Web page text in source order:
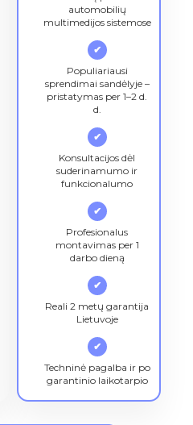
automobilių
multimedijos sistemose
✔
Populiariausi
sprendimai sandėlyje –
pristatymas per 1–2 d.
d.
✔
Konsultacijos dėl
suderinamumo ir
funkcionalumo
✔
Profesionalus
montavimas per 1
darbo dieną
✔
Reali 2 metų garantija
Lietuvoje
✔
Techninė pagalba ir po
garantinio laikotarpio